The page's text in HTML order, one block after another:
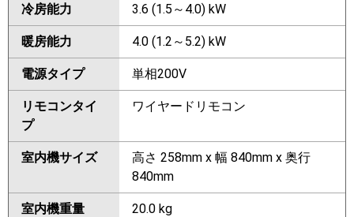
冷房能力 3.6 (1.5～4.0) kW
暖房能力 4.0 (1.2～5.2) kW
電源タイプ 単相200V
リモコンタイ
プ
ワイヤードリモコン
室内機サイズ
高さ 258mm x 幅 840mm x 奥行
840mm
室内機重量 20.0 kg